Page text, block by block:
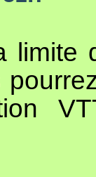
limite